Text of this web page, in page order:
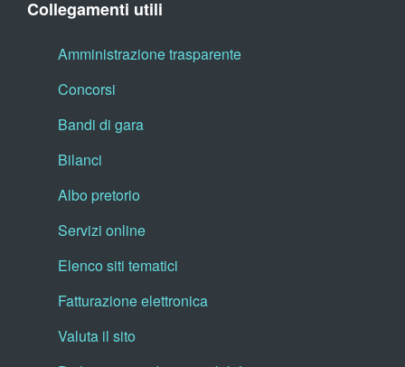
Collegamenti utili
Amministrazione trasparente
Concorsi
Bandi di gara
Bilanci
Albo pretorio
Servizi online
Elenco siti tematici
Fatturazione elettronica
Valuta il sito